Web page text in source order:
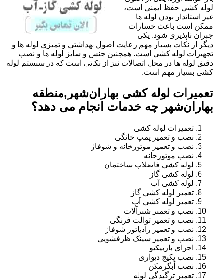
لوله کشی حفظ ایمنی است،
غیر استاندار بودن لوله ها
ممکن است باعث خسارات
جبران ناپذیری شود. یکی
دیگر از نکات بسیار مهم رعایت اصول بهداشتی و تمیزی لوله ها و
تجهیزات لوله کشی است. همچنین جنس و سایز لوله ها و نصب
دقیق لوله ها در محل اتصالات نیز از نکاتی است که در سیستم لوله
کشی بسیار مهم است.
تعمیرات لوله کشی بهاران‌شهر,منطقه
بهاران‌شهر چه خدمات انجام می دهد؟
تعمیرات لوله کشی
نصب و تعمیر پمپ خانگی
نصب و تعمیر موتورخانه و شوفاژ
نصب موتورخانه
لوله کشی فاضلاب ساختمان
لوله کشی گاز
لوله کشی آب
تعمیر لوله کشی گاز
تعمیر لوله کشی آب
نصب و تعمیر شیرآلات
نصب و تعمیر توالت فرنگی
نصب و تعمیر رادیاتور شوفاژ
نصب و تعمیر سینک ظرفشویی
اجرای باربیکیو
نصب پکیج دیواری
نصب آبگرمکن
تعمیر ترگیدگی لوله